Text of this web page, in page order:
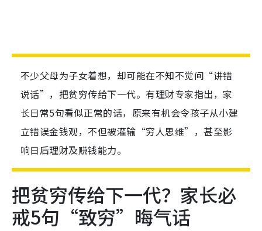
不少父母为子女着想，却可能在不知不觉间“讲错
说话”，把贫穷传给下一代。有理财专家指出，家
长日常5句看似正常的话，原来有机会令孩子从小建
立错误金钱观，不但被灌输“穷人思维”，甚至影
响日后理财及赚钱能力。
把贫穷传给下一代？家长必
戒5句“致穷”晦气话